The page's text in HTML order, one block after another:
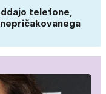
telefone,